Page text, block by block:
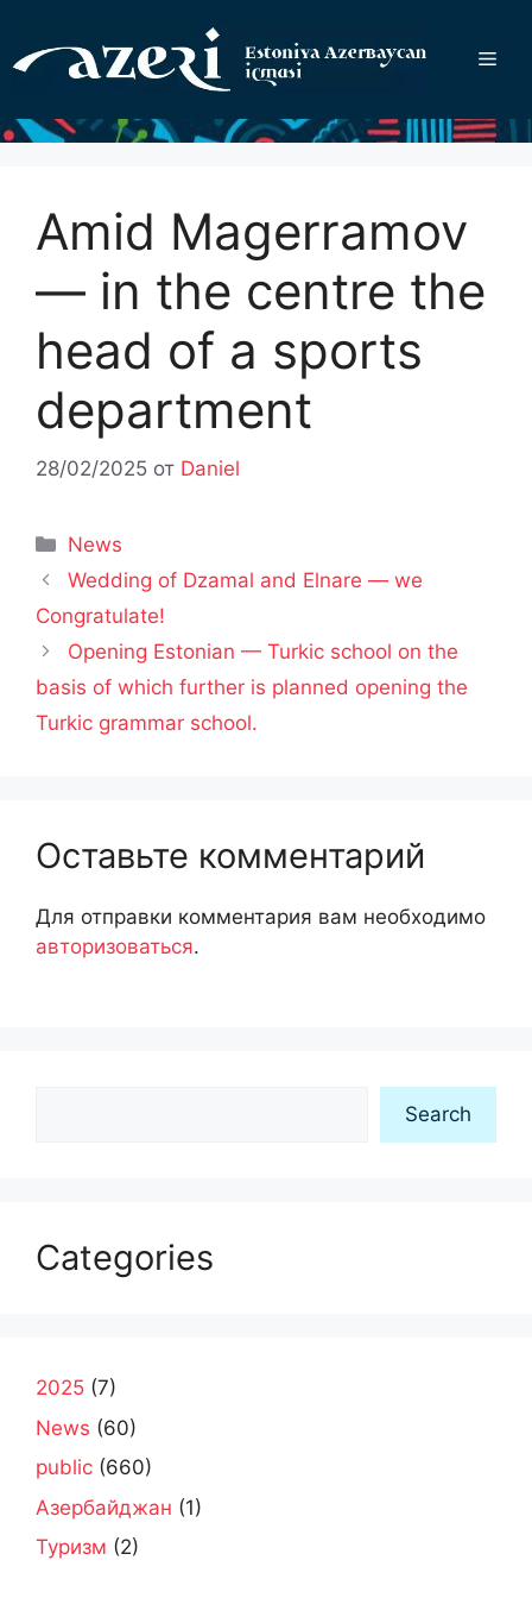
содержимому
Amid Magerramov
— in the centre the
head of a sports
department
28/02/2025 от Daniel
Рубрики
News
Wedding of Dzamal and Elnare — we
Congratulate!
Opening Estonian — Turkic school on the
basis of which further is planned opening the
Turkic grammar school.
Оставьте комментарий
Для отправки комментария вам необходимо
авторизоваться.
Search
Categories
2025 (7)
News (60)
public (660)
Азербайджан (1)
Туризм (2)